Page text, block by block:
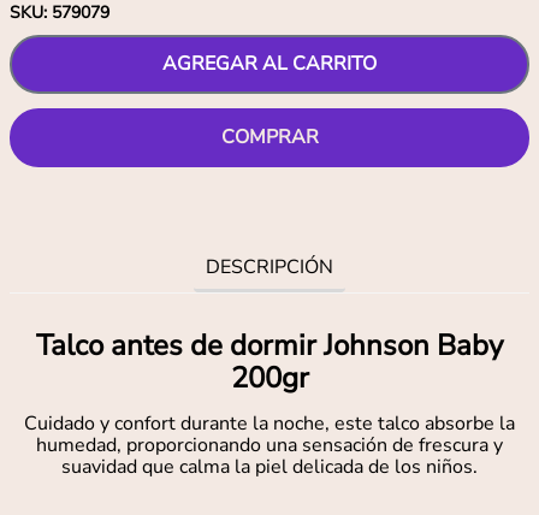
SKU: 579079
AGREGAR AL CARRITO
COMPRAR
DESCRIPCIÓN
Talco antes de dormir Johnson Baby
200gr
Cuidado y confort durante la noche, este talco absorbe la
humedad, proporcionando una sensación de frescura y
suavidad que calma la piel delicada de los niños.